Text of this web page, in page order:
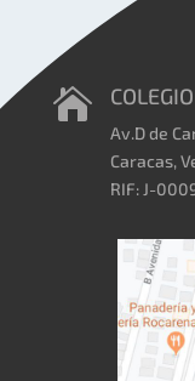

Av.D de
Caracas,
RIF: J-